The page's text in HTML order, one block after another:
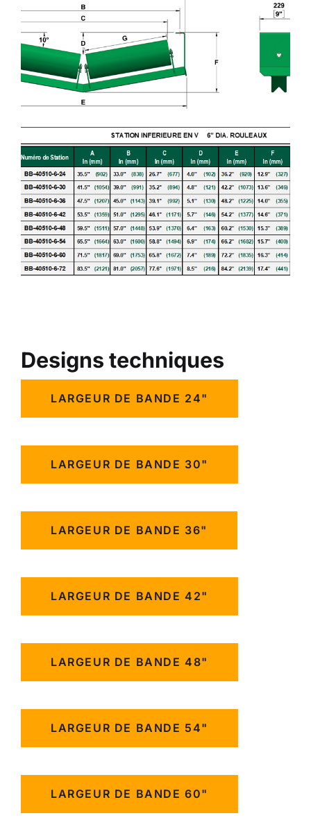
Designs techniques
LARGEUR DE BANDE 24"
LARGEUR DE BANDE 30"
LARGEUR DE BANDE 36"
LARGEUR DE BANDE 42"
LARGEUR DE BANDE 48"
LARGEUR DE BANDE 54"
LARGEUR DE BANDE 60"